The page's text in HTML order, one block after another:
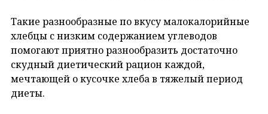
Такие разнообразные по вкусу малокалорийные
хлебцы с низким содержанием углеводов
помогают приятно разнообразить достаточно
скудный диетический рацион каждой,
мечтающей о кусочке хлеба в тяжелый период
диеты.